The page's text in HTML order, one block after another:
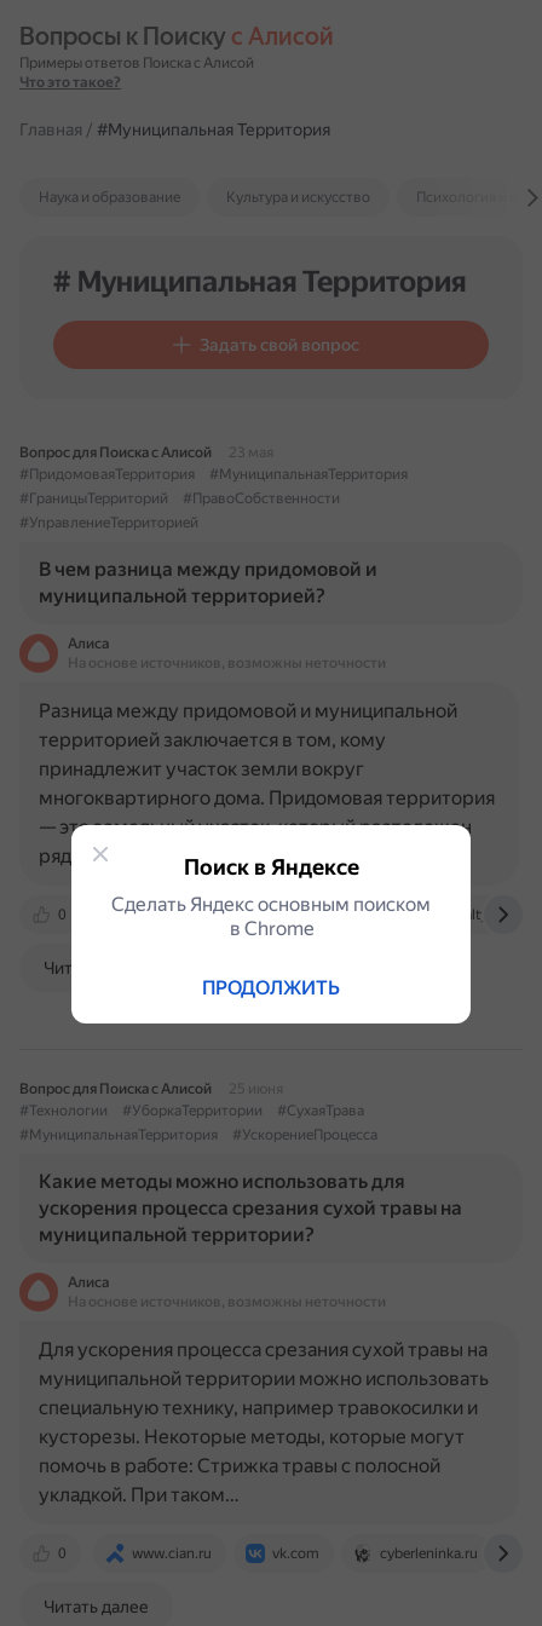
Вопросы к Поиску с Алисой
Примеры ответов Поиска с Алисой
Что это такое?
Главная / #Муниципальная Территория
Наука и образование Культура и искусство Психология и
# Муниципальная Территория
Задать свой вопрос
Вопрос для Поиска с Алисой
23 мая
#ПридомоваяТерритория
#МуниципальнаяТерритория
#ГраницыТерриторий
#ПравоСобственности
#УправлениеТерриторией
В чем разница между придомовой и
муниципальной территорией?
Алиса
На основе источников, возможны неточности
0 otvet.mail.ru www.advgazeta.ru
Разница между придомовой и муниципальной
территорией заключается в том, кому
принадлежит участок земли вокруг
многоквартирного дома. Придомовая территория
— это земельный участок, который расположен
рядом с домом и принадлежит всем хозяевам…
Читать далее
Вопрос для Поиска с Алисой
25 июня
#Технологии
#УборкаТерритории
#СухаяТрава
#МуниципальнаяТерритория
#УскорениеПроцесса
Какие методы можно использовать для
ускорения процесса срезания сухой травы на
муниципальной территории?
Алиса
На основе источников, возможны неточности
0 www.cian.ru vk.com cyberleninka.ru
Для ускорения процесса срезания сухой травы на
муниципальной территории можно использовать
специальную технику, например травокосилки и
кусторезы. Некоторые методы, которые могут
помочь в работе: Стрижка травы с полосной
укладкой. При таком…
Читать далее
Поиск в Яндексе
Сделать Яндекс основным поиском
в Сhrome
ПРОДОЛЖИТЬ